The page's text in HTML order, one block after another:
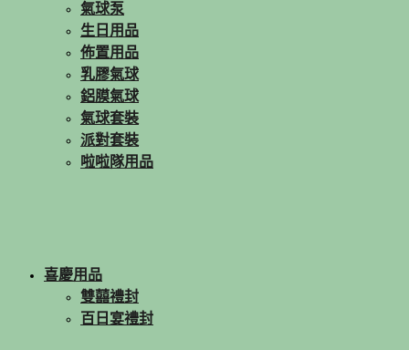
氣球泵
生日用品
佈置用品
乳膠氣球
鋁膜氣球
氣球套裝
派對套裝
啦啦隊用品
喜慶用品
雙囍禮封
百日宴禮封